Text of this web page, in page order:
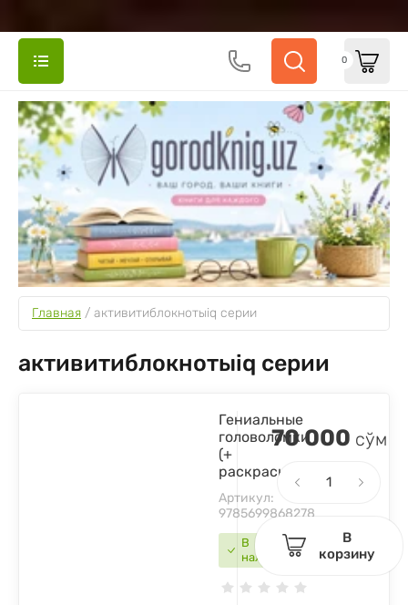
0
Главная / активитиблокнотыiq серии
активитиблокнотыiq серии
В
наличии
Гениальные
головоломки
(+
раскраски)
Артикул:
9785699868278
70 000 сўм
В
корзину